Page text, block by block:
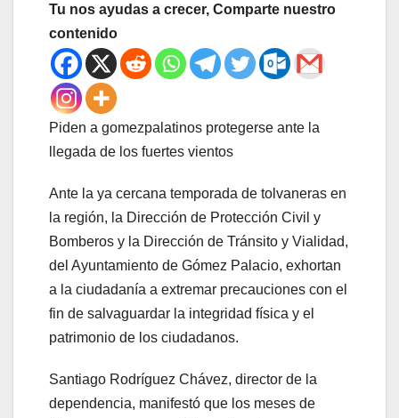
Tu nos ayudas a crecer, Comparte nuestro
contenido
Piden a gomezpalatinos protegerse ante la
llegada de los fuertes vientos
Ante la ya cercana temporada de tolvaneras en
la región, la Dirección de Protección Civil y
Bomberos y la Dirección de Tránsito y Vialidad,
del Ayuntamiento de Gómez Palacio, exhortan
a la ciudadanía a extremar precauciones con el
fin de salvaguardar la integridad física y el
patrimonio de los ciudadanos.
Santiago Rodríguez Chávez, director de la
dependencia, manifestó que los meses de